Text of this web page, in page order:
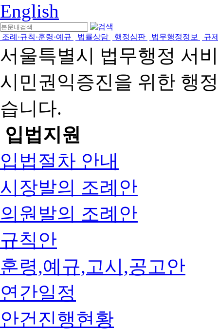
English
조례·규칙·훈령·예규 법률상담 행정심판 법무행정정보 규
서울특별시 법무행정 서
시민권익증진을 위한 행
습니다.
입법지원
입법절차 안내
시장발의 조례안
의원발의 조례안
규칙안
훈령,예규,고시,공고안
연간일정
안건진행현황